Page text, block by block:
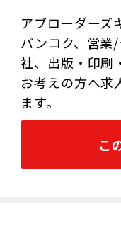
アブローダーズ
バンコク、営業
社、出版・印刷
お考えの方へ求
ます。
こ